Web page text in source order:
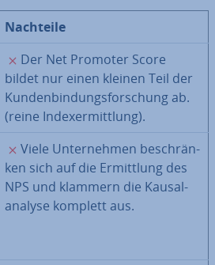
Nachteile
✗
Der Net Promoter Score
bildet nur einen kleinen Teil der
Kun­den­bin­dungs­for­schung ab.
(reine In­dex­er­mitt­lung).
✗
Viele Un­ter­neh­men be­schrän­
ken sich auf die Er­mitt­lung des
NPS und klammern die Kau­sal­
ana­ly­se komplett aus.